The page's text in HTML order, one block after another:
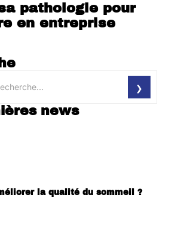
pathologie pour
en entreprise
news
la qualité du sommeil ?